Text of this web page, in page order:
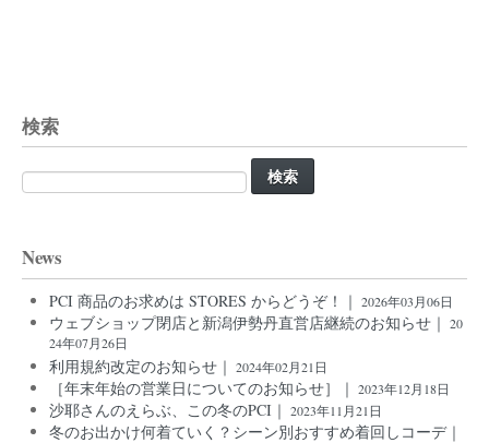
検索
検
索:
News
PCI 商品のお求めは STORES からどうぞ！｜ 2026年03月06日
ウェブショップ閉店と新潟伊勢丹直営店継続のお知らせ｜ 20
24年07月26日
利用規約改定のお知らせ｜ 2024年02月21日
［年末年始の営業日についてのお知らせ］｜ 2023年12月18日
沙耶さんのえらぶ、この冬のPCI｜ 2023年11月21日
冬のお出かけ何着ていく？シーン別おすすめ着回しコーデ｜